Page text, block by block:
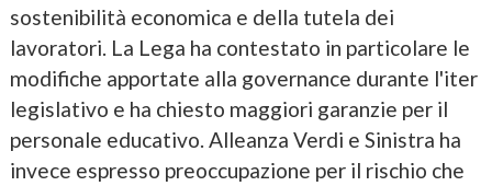
sostenibilità economica e della tutela dei
lavoratori. La Lega ha contestato in particolare le
modifiche apportate alla governance durante l'iter
legislativo e ha chiesto maggiori garanzie per il
personale educativo. Alleanza Verdi e Sinistra ha
invece espresso preoccupazione per il rischio che